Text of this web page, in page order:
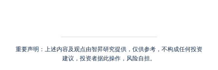
重要声明：上述内容及观点由智昇研究提供，仅供参考，不构成任何投资
建议，投资者据此操作，风险自担。